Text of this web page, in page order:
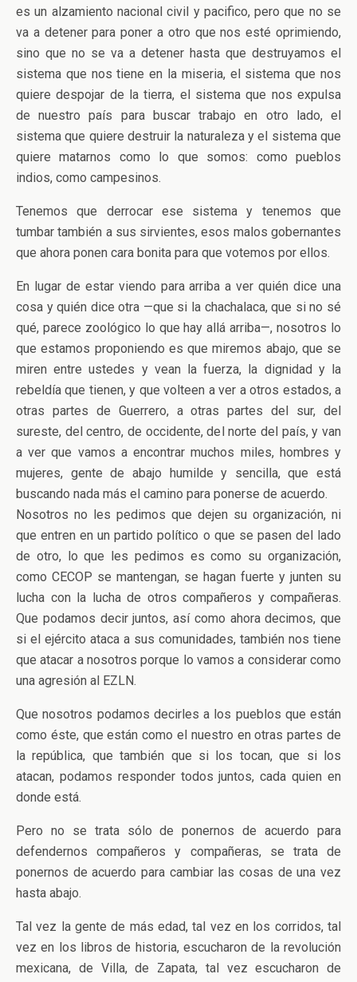
es un alzamiento nacional civil y pacifico, pero que no se
va a detener para poner a otro que nos esté oprimiendo,
sino que no se va a detener hasta que destruyamos el
sistema que nos tiene en la miseria, el sistema que nos
quiere despojar de la tierra, el sistema que nos expulsa
de nuestro país para buscar trabajo en otro lado, el
sistema que quiere destruir la naturaleza y el sistema que
quiere matarnos como lo que somos: como pueblos
indios, como campesinos.
Tenemos que derrocar ese sistema y tenemos que
tumbar también a sus sirvientes, esos malos gobernantes
que ahora ponen cara bonita para que votemos por ellos.
En lugar de estar viendo para arriba a ver quién dice una
cosa y quién dice otra —que si la chachalaca, que si no sé
qué, parece zoológico lo que hay allá arriba—, nosotros lo
que estamos proponiendo es que miremos abajo, que se
miren entre ustedes y vean la fuerza, la dignidad y la
rebeldía que tienen, y que volteen a ver a otros estados, a
otras partes de Guerrero, a otras partes del sur, del
sureste, del centro, de occidente, del norte del país, y van
a ver que vamos a encontrar muchos miles, hombres y
mujeres, gente de abajo humilde y sencilla, que está
buscando nada más el camino para ponerse de acuerdo.
Nosotros no les pedimos que dejen su organización, ni
que entren en un partido político o que se pasen del lado
de otro, lo que les pedimos es como su organización,
como CECOP se mantengan, se hagan fuerte y junten su
lucha con la lucha de otros compañeros y compañeras.
Que podamos decir juntos, así como ahora decimos, que
si el ejército ataca a sus comunidades, también nos tiene
que atacar a nosotros porque lo vamos a considerar como
una agresión al EZLN.
Que nosotros podamos decirles a los pueblos que están
como éste, que están como el nuestro en otras partes de
la república, que también que si los tocan, que si los
atacan, podamos responder todos juntos, cada quien en
donde está.
Pero no se trata sólo de ponernos de acuerdo para
defendernos compañeros y compañeras, se trata de
ponernos de acuerdo para cambiar las cosas de una vez
hasta abajo.
Tal vez la gente de más edad, tal vez en los corridos, tal
vez en los libros de historia, escucharon de la revolución
mexicana, de Villa, de Zapata, tal vez escucharon de